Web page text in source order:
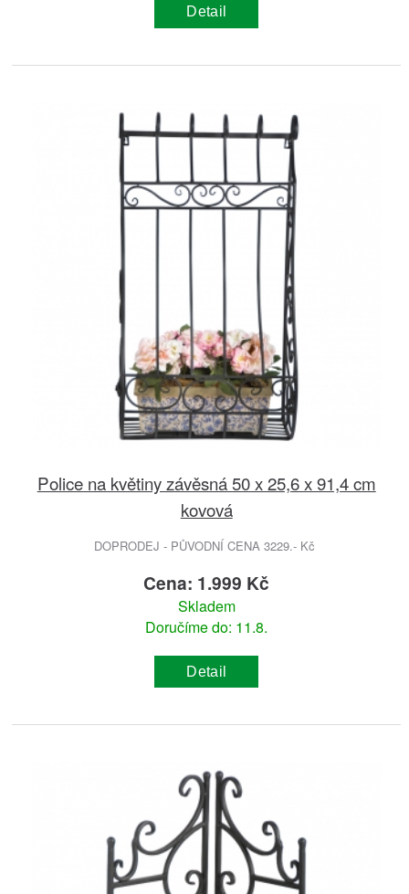
Detail
Police na květiny závěsná 50 x 25,6 x 91,4 cm
kovová
DOPRODEJ - PŮVODNÍ CENA 3229.- Kč
Cena: 1.999 Kč
Skladem
Doručíme do: 11.8.
Detail